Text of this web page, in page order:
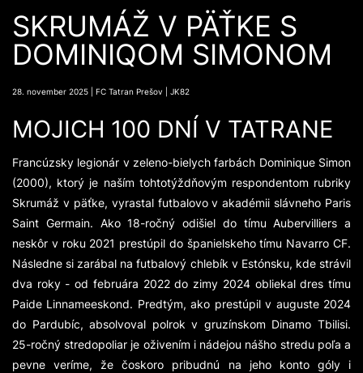
SKRUMÁŽ V PÄŤKE S
DOMINIQOM SIMONOM
28. november 2025 | FC Tatran Prešov | JK82
MOJICH 100 DNÍ V TATRANE
Francúzsky legionár v zeleno-bielych farbách Dominique Simon
(2000), ktorý je naším tohtotýždňovým respondentom rubriky
Skrumáž v päťke, vyrastal futbalovo v akadémii slávneho Paris
Saint Germain. Ako 18-ročný odišiel do tímu Aubervilliers a
neskôr v roku 2021 prestúpil do španielskeho tímu Navarro CF.
Následne si zarábal na futbalový chlebík v Estónsku, kde strávil
dva roky - od februára 2022 do zimy 2024 obliekal dres tímu
Paide Linnameeskond. Predtým, ako prestúpil v auguste 2024
do Pardubíc, absolvoval polrok v gruzínskom Dinamo Tbilisi.
25-ročný stredopoliar je oživením i nádejou nášho stredu poľa a
pevne veríme, že čoskoro pribudnú na jeho konto góly i